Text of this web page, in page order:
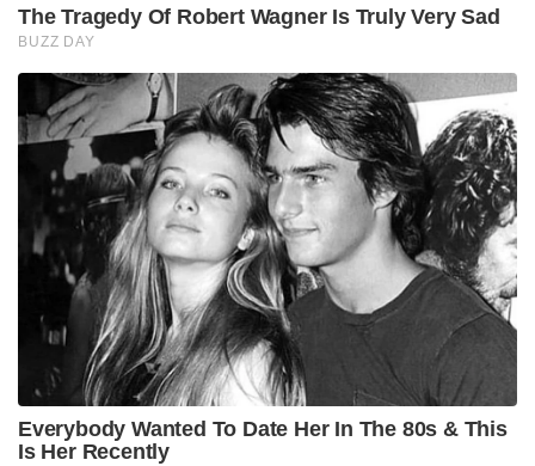
The Tragedy Of Robert Wagner Is Truly Very Sad
BUZZ DAY
Everybody Wanted To Date Her In The 80s & This
Is Her Recently